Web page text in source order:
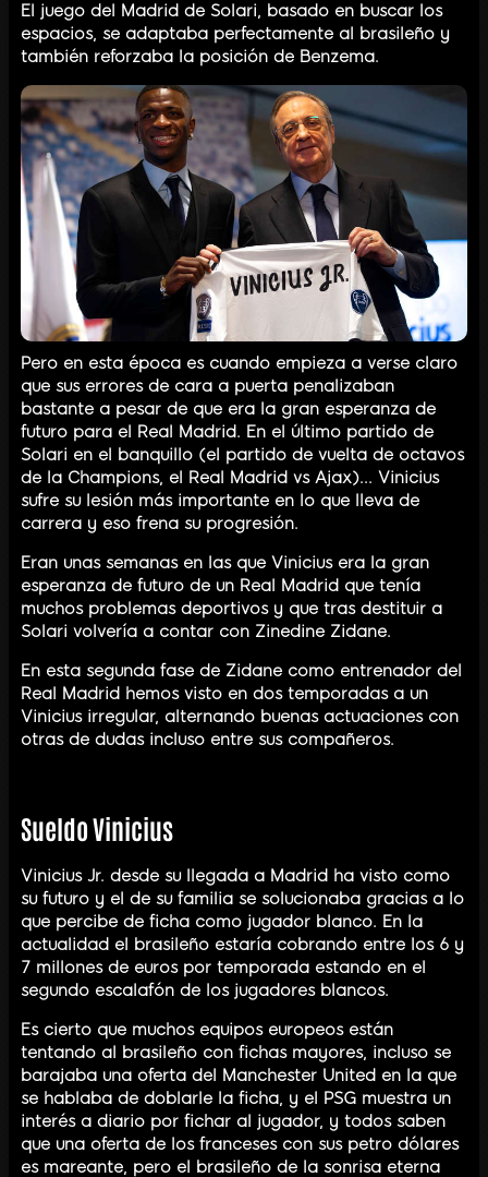
El juego del Madrid de Solari, basado en buscar los
espacios, se adaptaba perfectamente al brasileño y
también reforzaba la posición de Benzema.
Pero en esta época es cuando empieza a verse claro
que sus errores de cara a puerta penalizaban
bastante a pesar de que era la gran esperanza de
futuro para el Real Madrid. En el último partido de
Solari en el banquillo (el partido de vuelta de octavos
de la Champions, el Real Madrid vs Ajax)... Vinicius
sufre su lesión más importante en lo que lleva de
carrera y eso frena su progresión.
Eran unas semanas en las que Vinicius era la gran
esperanza de futuro de un Real Madrid que tenía
muchos problemas deportivos y que tras destituir a
Solari volvería a contar con Zinedine Zidane.
En esta segunda fase de Zidane como entrenador del
Real Madrid hemos visto en dos temporadas a un
Vinicius irregular, alternando buenas actuaciones con
otras de dudas incluso entre sus compañeros.
Sueldo Vinicius
Vinicius Jr. desde su llegada a Madrid ha visto como
su futuro y el de su familia se solucionaba gracias a lo
que percibe de ficha como jugador blanco. En la
actualidad el brasileño estaría cobrando entre los 6 y
7 millones de euros por temporada estando en el
segundo escalafón de los jugadores blancos.
Es cierto que muchos equipos europeos están
tentando al brasileño con fichas mayores, incluso se
barajaba una oferta del Manchester United en la que
se hablaba de doblarle la ficha, y el PSG muestra un
interés a diario por fichar al jugador, y todos saben
que una oferta de los franceses con sus petro dólares
es mareante, pero el brasileño de la sonrisa eterna